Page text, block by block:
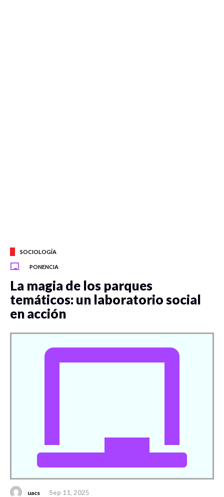
SOCIOLOGÍA
PONENCIA
La magia de los parques
temáticos: un laboratorio social
en acción
uacs Sep 11, 2025